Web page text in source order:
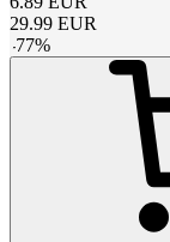
29.99 EUR
-77%